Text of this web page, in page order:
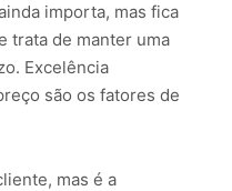
importa, mas fica
trata de manter uma
Excelência
são os fatores de
mas é a